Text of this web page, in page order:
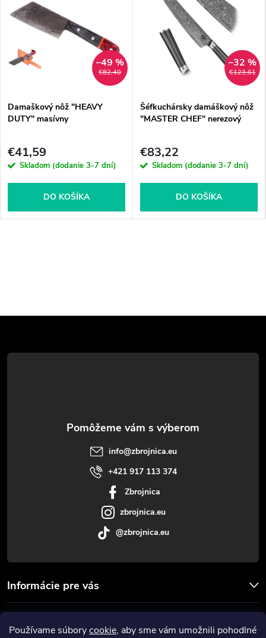
Používame súborycookie, aby sme vám umožnili pohodlné
€82,40
–49 %
Damaškový nôž "HEAVY
DUTY" masívny
€41,59
Skladom (dodanie 3-7 dní)
DO KOŠÍKA
€123,61
–32 %
Šéfkuchársky damáškový nôž
"MASTER CHEF" nerezový
€83,22
Skladom (dodanie 3-7 dní)
DO KOŠÍKA
á
Informácie pre vás
info@zbrojnica.eu
+421 917 113 374
Zbrojnica
zbrojnica.eu
@zbrojnica.eu